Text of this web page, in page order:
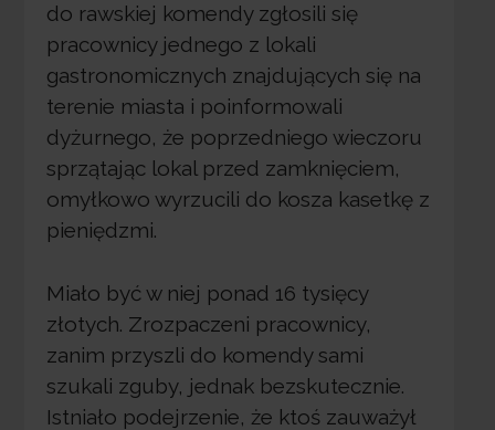
do rawskiej komendy zgłosili się
pracownicy jednego z lokali
gastronomicznych znajdujących się na
terenie miasta i poinformowali
dyżurnego, że poprzedniego wieczoru
sprzątając lokal przed zamknięciem,
omyłkowo wyrzucili do kosza kasetkę z
pieniędzmi.
Miało być w niej ponad 16 tysięcy
złotych. Zrozpaczeni pracownicy,
zanim przyszli do komendy sami
szukali zguby, jednak bezskutecznie.
Istniało podejrzenie, że ktoś zauważył